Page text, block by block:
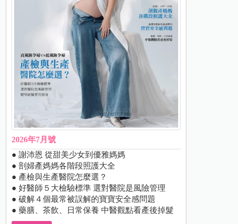
2026年7月號
● 謝沛恩 從甜美少女到優雅媽媽
● 剖婦產媽媽各階段照護大全
● 產檢與生產醫院怎麼選？
● 好醫師５大檢驗標準 選對醫院是風險管理
● 破解４個最常被誤解的寶寶安全感問題
● 藥膳、茶飲、日常保養 中醫觀點看產後掉髮